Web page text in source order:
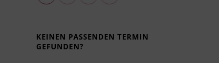
KEINEN PASSENDEN TERMIN
GEFUNDEN?